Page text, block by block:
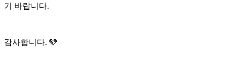
기 바랍니다.
감사합니다. 🩵